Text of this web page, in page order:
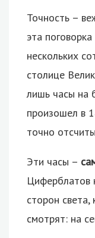
Точность –
эта
нескольких
столице
лишь часы на
произошел в
точно
Эти часы –
Циферблатов
сторон света,
смотрят: на